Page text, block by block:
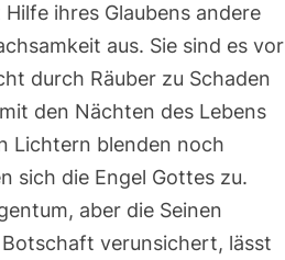
ihres Glaubens andere
aus. Sie sind es vor
durch Räuber zu Schaden
den Nächten des Lebens
Lichtern blenden noch
sich die Engel Gottes zu.
aber die Seinen
Botschaft verunsichert, lässt